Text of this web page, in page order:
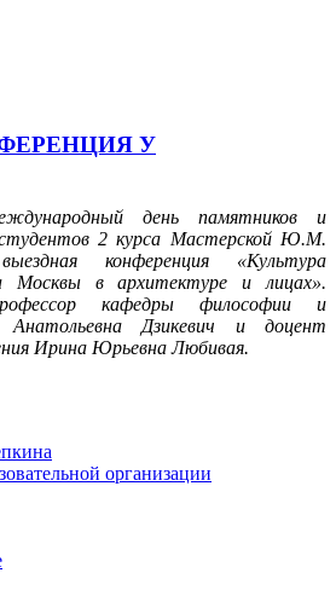
У
день памятников и
2 курса Мастерской Ю.М.
конференция «Культура
Москвы в архитектуре и лицах».
кафедры философии и
Анатольевна Дзикевич и доцент
Ирина Юрьевна Любивая.
организации